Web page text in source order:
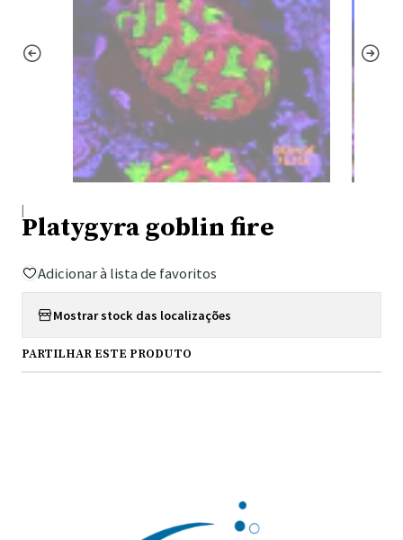
|
Platygyra goblin fire
Adicionar à lista de favoritos
Mostrar stock das localizações
PARTILHAR ESTE PRODUTO